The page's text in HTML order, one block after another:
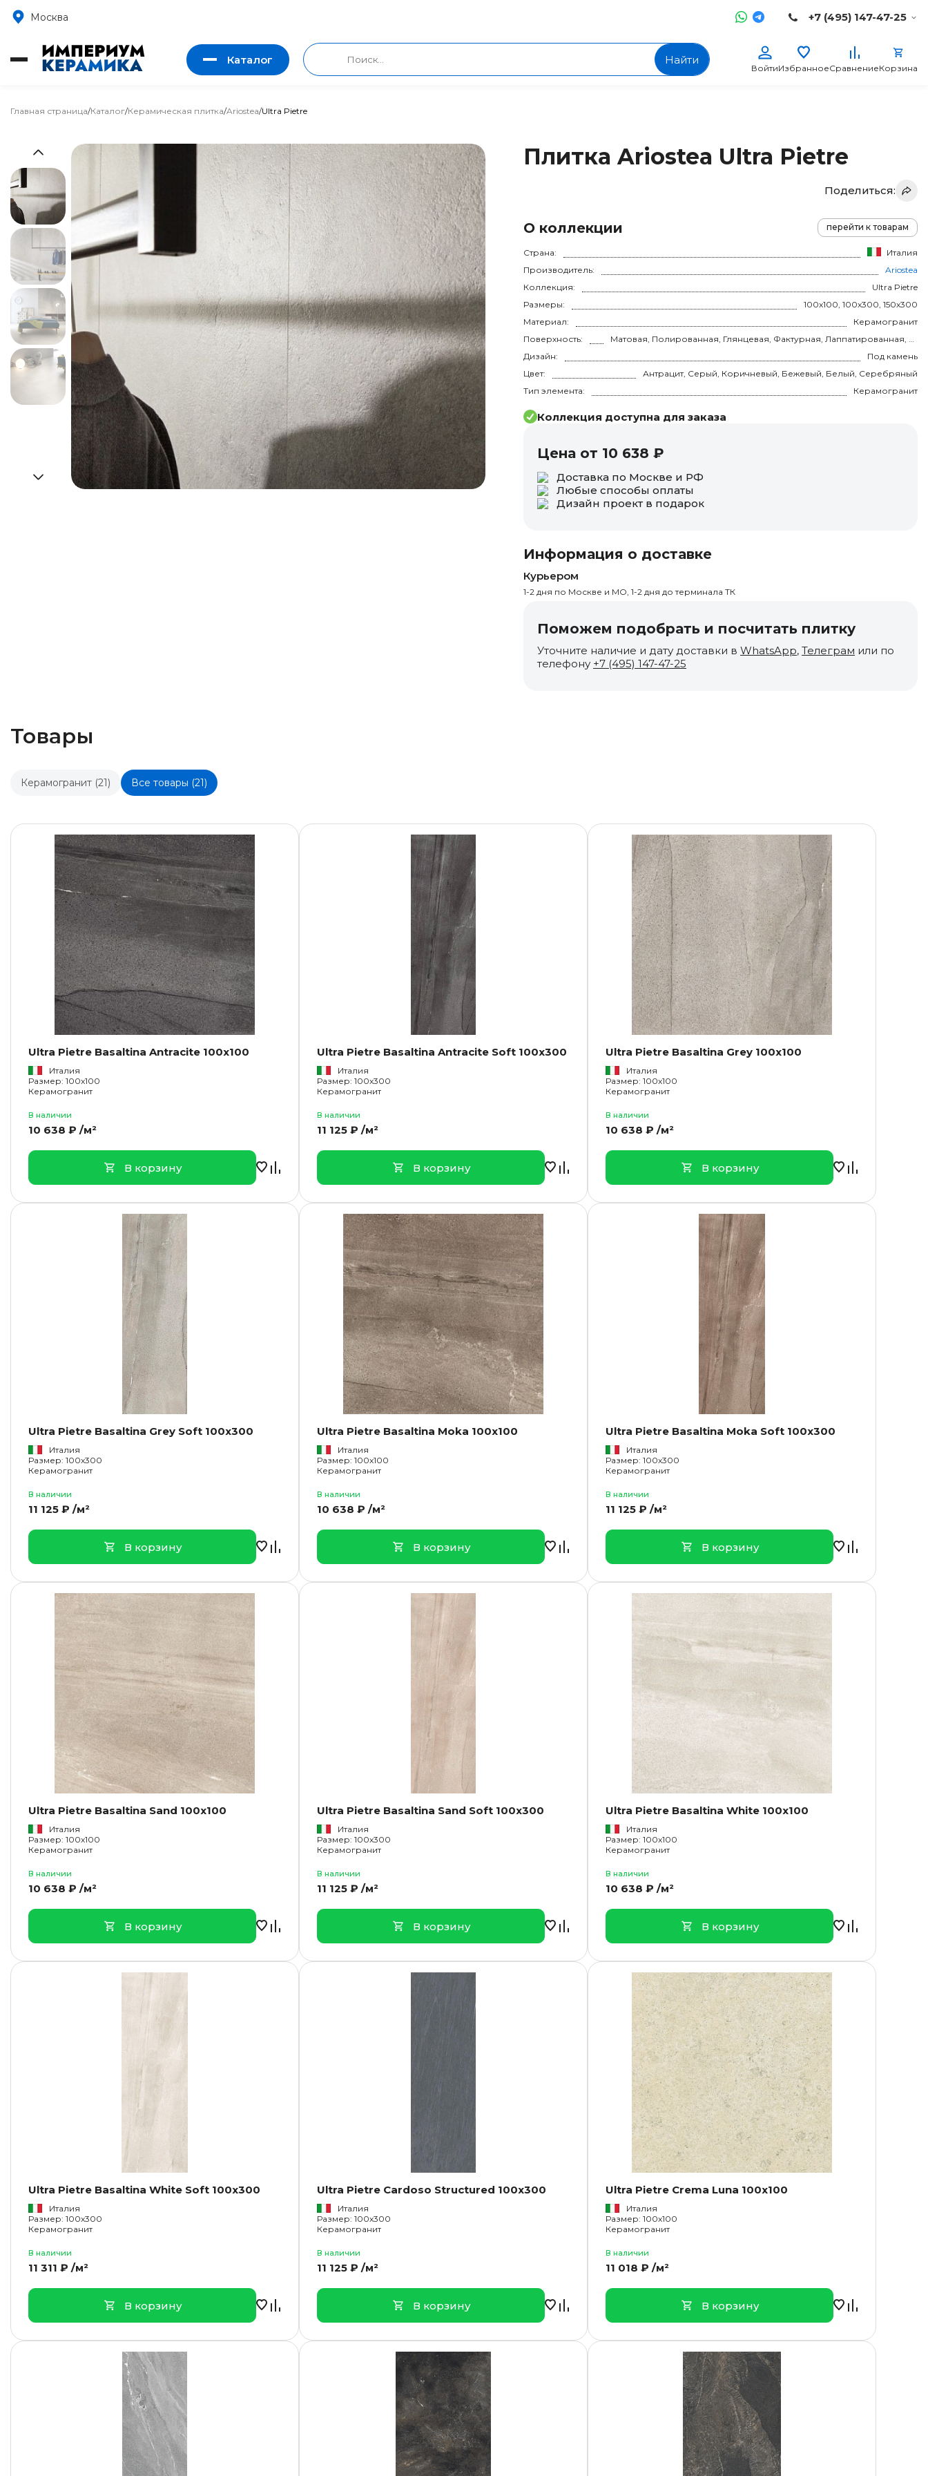
Москва +7 (495) 147-47-25
Каталог Найти
ВойтиИзбранноеСравнениеКорзина
Главная страница/Каталог/Керамическая плитка/Ariostea/Ultra Pietre
Плитка Ariostea Ultra Pietre
Поделиться:
О коллекции перейти к товарам
Страна:
Италия
Производитель:
Ariostea
Коллекция:
Ultra Pietre
Размеры:
100x100, 100x300, 150x300
Материал:
Керамогранит
Поверхность:
Матовая, Полированная, Глянцевая, Фактурная, Лаппатированная, Рельефная
Дизайн:
Под камень
Цвет:
Антрацит, Серый, Коричневый, Бежевый, Белый, Серебряный
Тип элемента:
Керамогранит
Коллекция доступна для заказа
Цена от 10 638 ₽
Доставка по Москве и РФ
Любые способы оплаты
Дизайн проект в подарок
Информация о доставке
Курьером
1-2 дня по Москве и МО, 1-2 дня до терминала ТК
Поможем подобрать и посчитать плитку
Уточните наличие и дату доставки в WhatsApp, Телеграм или по
телефону +7 (495) 147-47-25
Товары
Керамогранит (21) Все товары (21)
Ultra Pietre Basaltina Antracite 100x100
Италия
Размер: 100x100
Керамогранит
В наличии
10 638 ₽ /м²
В корзину
Ultra Pietre Basaltina Antracite Soft 100x300
Италия
Размер: 100x300
Керамогранит
В наличии
11 125 ₽ /м²
В корзину
Ultra Pietre Basaltina Grey 100x100
Италия
Размер: 100x100
Керамогранит
В наличии
10 638 ₽ /м²
В корзину
Ultra Pietre Basaltina Grey Soft 100x300
Италия
Размер: 100x300
Керамогранит
В наличии
11 125 ₽ /м²
В корзину
Ultra Pietre Basaltina Moka 100x100
Италия
Размер: 100x100
Керамогранит
В наличии
10 638 ₽ /м²
В корзину
Ultra Pietre Basaltina Moka Soft 100x300
Италия
Размер: 100x300
Керамогранит
В наличии
11 125 ₽ /м²
В корзину
Ultra Pietre Basaltina Sand 100x100
Италия
Размер: 100x100
Керамогранит
В наличии
10 638 ₽ /м²
В корзину
Ultra Pietre Basaltina Sand Soft 100x300
Италия
Размер: 100x300
Керамогранит
В наличии
11 125 ₽ /м²
В корзину
Ultra Pietre Basaltina White 100x100
Италия
Размер: 100x100
Керамогранит
В наличии
10 638 ₽ /м²
В корзину
Ultra Pietre Basaltina White Soft 100x300
Италия
Размер: 100x300
Керамогранит
В наличии
11 311 ₽ /м²
В корзину
Ultra Pietre Cardoso Structured 100x300
Италия
Размер: 100x300
Керамогранит
В наличии
11 125 ₽ /м²
В корзину
Ultra Pietre Crema Luna 100x100
Италия
Размер: 100x100
Керамогранит
В наличии
11 018 ₽ /м²
В корзину